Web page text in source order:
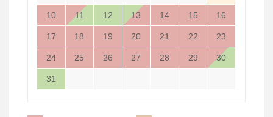
10 11 12 13 14 15 16
17 18 19 20 21 22 23
24 25 26 27 28 29 30
31